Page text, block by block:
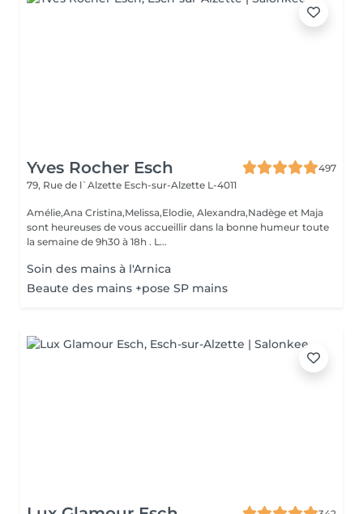
Yves Rocher Esch
497
79, Rue de l`Alzette Esch-sur-Alzette L-4011
Amélie,Ana Cristina,Melissa,Elodie, Alexandra,Nadège et Maja
sont heureuses de vous accueillir dans la bonne humeur toute
la semaine de 9h30 à 18h . L...
Soin des mains à l'Arnica
Beaute des mains +pose SP mains